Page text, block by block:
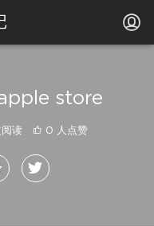
store
读 0 人点赞